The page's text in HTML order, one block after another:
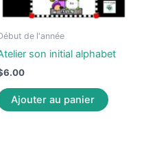
de l'année
son initial alphabet
6.00
Ajouter au panier